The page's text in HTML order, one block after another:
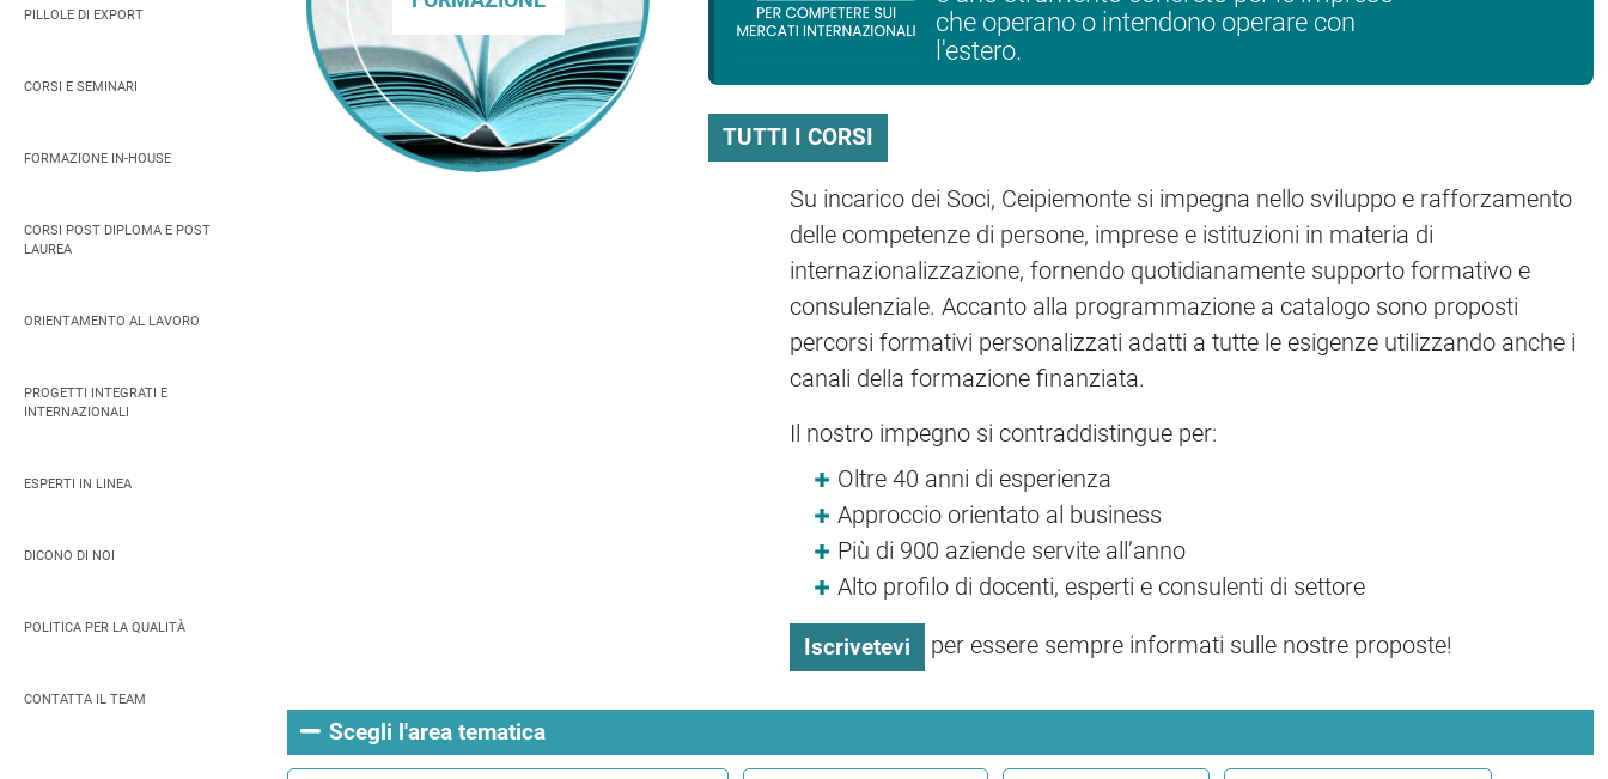
che operano o intendono operare con
l'estero.
TUTTI I CORSI
Su incarico dei Soci, Ceipiemonte si impegna nello sviluppo e rafforzamento
delle competenze di persone, imprese e istituzioni in materia di
internazionalizzazione, fornendo quotidianamente supporto formativo e
consulenziale. Accanto alla programmazione a catalogo sono proposti
percorsi formativi personalizzati adatti a tutte le esigenze utilizzando anche i
canali della formazione finanziata.
Il nostro impegno si contraddistingue per:
Oltre 40 anni di esperienza
Approccio orientato al business
Più di 900 aziende servite all’anno
Alto profilo di docenti, esperti e consulenti di settore
Iscrivetevi per essere sempre informati sulle nostre proposte!
Scegli l'area tematica
PILLOLE DI EXPORT
CORSI E SEMINARI
FORMAZIONE IN-HOUSE
CORSI POST DIPLOMA E POST
LAUREA
ORIENTAMENTO AL LAVORO
PROGETTI INTEGRATI E
INTERNAZIONALI
ESPERTI IN LINEA
DICONO DI NOI
POLITICA PER LA QUALITÀ
CONTATTA IL TEAM